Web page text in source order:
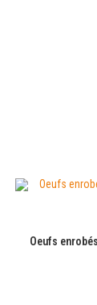
Oeufs